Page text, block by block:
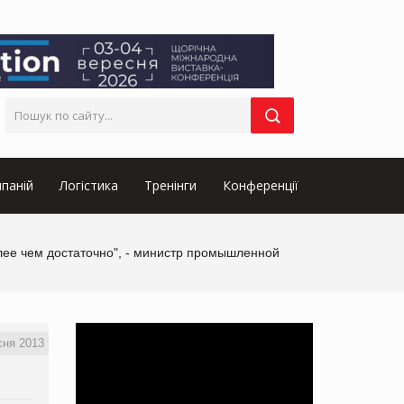
Логістика Тренінги Конференції
чем достаточно", - министр промышленной
2013